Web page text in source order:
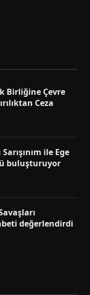
Birliğine Çevre
Ceza
ile Ege
buluşturuyor
değerlendirdi